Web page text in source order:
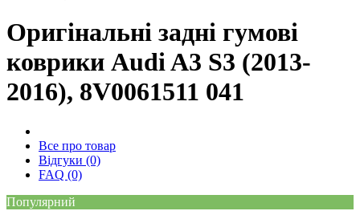
Оригінальні задні гумові
коврики Audi A3 S3 (2013-
2016), 8V0061511 041
Все про товар
Відгуки (0)
FAQ (0)
Популярний